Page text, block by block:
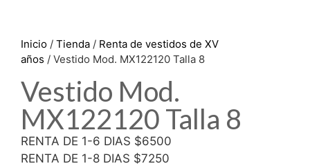
Inicio / Tienda / Renta de vestidos de XV
años / Vestido Mod. MX122120 Talla 8
Vestido Mod.
MX122120 Talla 8
RENTA DE 1-6 DIAS $6500
RENTA DE 1-8 DIAS $7250